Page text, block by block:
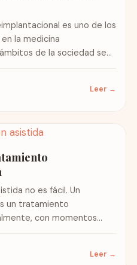
es uno de los
la medicina
de la sociedad se
Leer →
no es fácil. Un
un tratamiento
con momentos
Leer →